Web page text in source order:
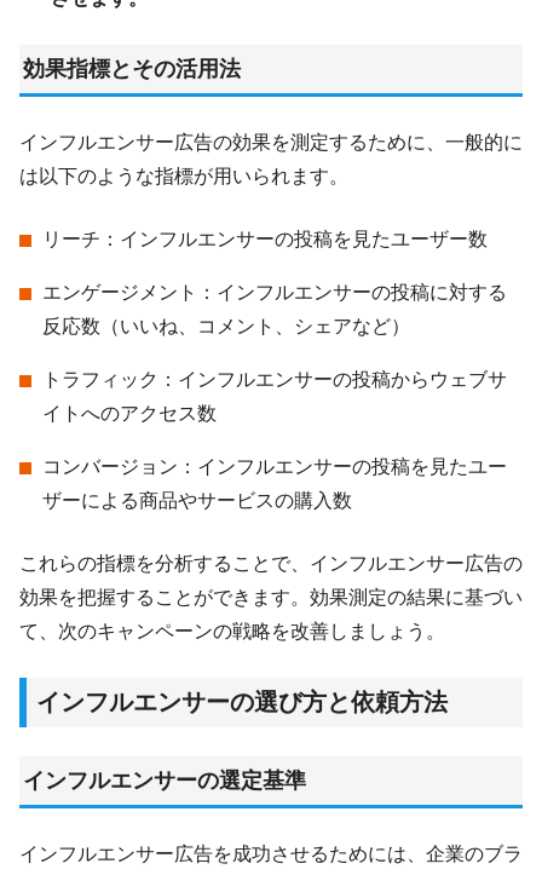
効果指標とその活用法
インフルエンサー広告の効果を測定するために、一般的に
は以下のような指標が用いられます。
リーチ：インフルエンサーの投稿を見たユーザー数
エンゲージメント：インフルエンサーの投稿に対する
反応数（いいね、コメント、シェアなど）
トラフィック：インフルエンサーの投稿からウェブサ
イトへのアクセス数
コンバージョン：インフルエンサーの投稿を見たユー
ザーによる商品やサービスの購入数
これらの指標を分析することで、インフルエンサー広告の
効果を把握することができます。効果測定の結果に基づい
て、次のキャンペーンの戦略を改善しましょう。
インフルエンサーの選び方と依頼方法
インフルエンサーの選定基準
インフルエンサー広告を成功させるためには、企業のブラ